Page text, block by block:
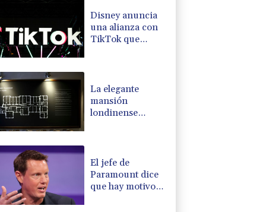
Anthropic
Disney anuncia
una alianza con
TikTok que
La elegante
mansión
londinense
El jefe de
Paramount dice
que hay motivos